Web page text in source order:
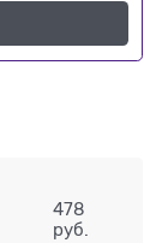
478
руб.